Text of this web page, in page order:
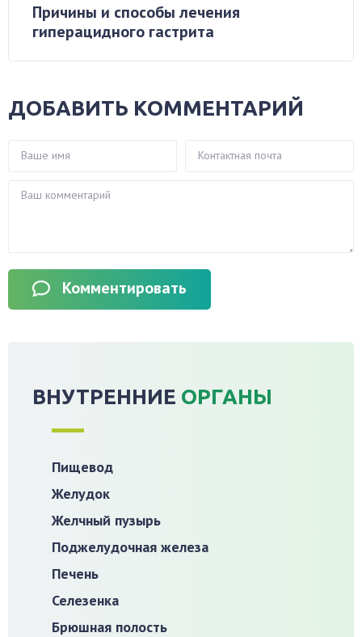
Причины и способы лечения
гиперацидного гастрита
ДОБАВИТЬ КОММЕНТАРИЙ
Комментировать
ВНУТРЕННИЕ ОРГАНЫ
Пищевод
Желудок
Желчный пузырь
Поджелудочная железа
Печень
Селезенка
Брюшная полость